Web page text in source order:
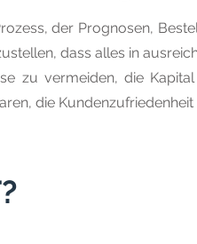
der Prognosen,
dass alles in
zu vermeiden, die
die